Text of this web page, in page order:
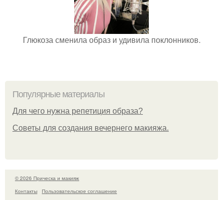
Глюкоза сменила образ и удивила поклонников.
Популярные материалы
Для чего нужна репетиция образа?
Советы для создания вечернего макияжа.
© 2026 Прическа и макияж
Контакты
Пользовательское соглашение